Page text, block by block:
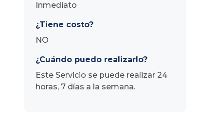
Inmediato
¿Tiene costo?
NO
¿Cuándo puedo realizarlo?
Este Servicio se puede realizar 24
horas, 7 días a la semana.